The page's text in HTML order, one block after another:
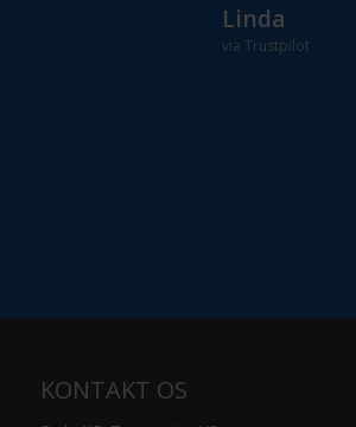
Linda
via Trustpilot
KONTAKT OS